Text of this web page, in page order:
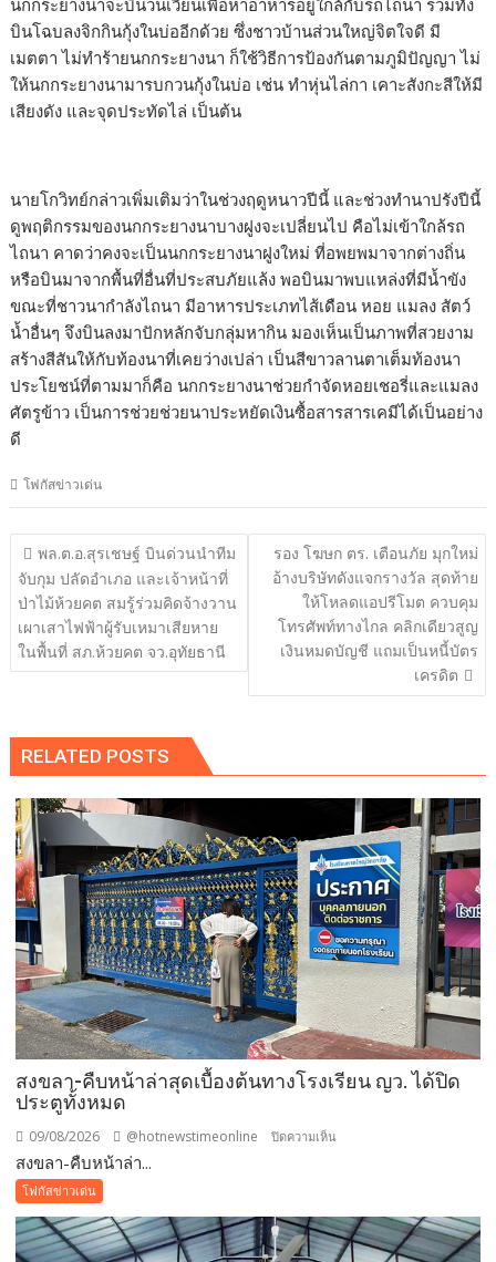
นกกระยางนาจะบินวนเวียนเพื่อหาอาหารอยู่ใกล้กับรถไถนา รวมทั้ง
บินโฉบลงจิกกินกุ้งในบ่ออีกด้วย ซึ่งชาวบ้านส่วนใหญ่จิตใจดี มี
เมตตา ไม่ทำร้ายนกกระยางนา ก็ใช้วิธีการป้องกันตามภูมิปัญญา ไม่
ให้นกกระยางนามารบกวนกุ้งในบ่อ เช่น ทำหุ่นไล่กา เคาะสังกะสีให้มี
เสียงดัง และจุดประทัดไล่ เป็นต้น
นายโกวิทย์กล่าวเพิ่มเติมว่าในช่วงฤดูหนาวปีนี้ และช่วงทำนาปรังปีนี้
ดูพฤติกรรมของนกกระยางนาบางฝูงจะเปลี่ยนไป คือไม่เข้าใกล้รถ
ไถนา คาดว่าคงจะเป็นนกกระยางนาฝูงใหม่ ที่อพยพมาจากต่างถิ่น
หรือบินมาจากพื้นที่อื่นที่ประสบภัยแล้ง พอบินมาพบแหล่งที่มีน้ำขัง
ขณะที่ชาวนากำลังไถนา มีอาหารประเภทไส้เดือน หอย แมลง สัตว์
น้ำอื่นๆ จึงบินลงมาปักหลักจับกลุ่มหากิน มองเห็นเป็นภาพที่สวยงาม
สร้างสีสันให้กับท้องนาที่เคยว่างเปล่า เป็นสีขาวลานตาเต็มท้องนา
ประโยชน์ที่ตามมาก็คือ นกกระยางนาช่วยกำจัดหอยเชอรี่และแมลง
ศัตรูข้าว เป็นการช่วยช่วยนาประหยัดเงินซื้อสารสารเคมีได้เป็นอย่าง
ดี
โฟกัสข่าวเด่น
แนะแนว
เรื่อง
พล.ต.อ.สุรเชษฐ์ บินด่วนนำทีม
จับกุม ปลัดอำเภอ และเจ้าหน้าที่
ป่าไม้ห้วยคต สมรู้ร่วมคิดจ้างวาน
เผาเสาไฟฟ้าผู้รับเหมาเสียหาย
ในพื้นที่ สภ.ห้วยคต จว.อุทัยธานี
รอง โฆษก ตร. เตือนภัย มุกใหม่
อ้างบริษัทดังแจกรางวัล สุดท้าย
ให้โหลดแอปรีโมต ควบคุม
โทรศัพท์ทางไกล คลิกเดียวสูญ
เงินหมดบัญชี แถมเป็นหนี้บัตร
เครดิต
RELATED POSTS
สงขลา-คืบหน้าล่าสุดเบื้องต้นทางโรงเรียน ญว. ได้ปิด
ประตูทั้งหมด
09/08/2026 @hotnewstimeonline ปิดความเห็น
ล่าสุด
เบื้อง
สงขลา-คืบหน้าล่า...
โฟกัสข่าวเด่น